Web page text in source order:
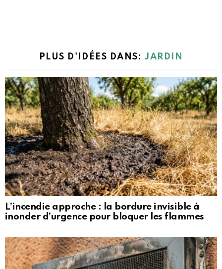
PLUS D'IDÉES DANS:JARDIN
L’incendie approche : la bordure invisible à
inonder d’urgence pour bloquer les flammes